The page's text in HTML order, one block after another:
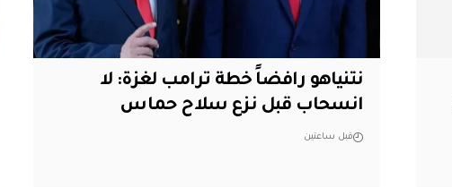
نتنياهو رافضاً خطة ترامب لغزة: لا
انسحاب قبل نزع سلاح حماس
قبل ساعتين